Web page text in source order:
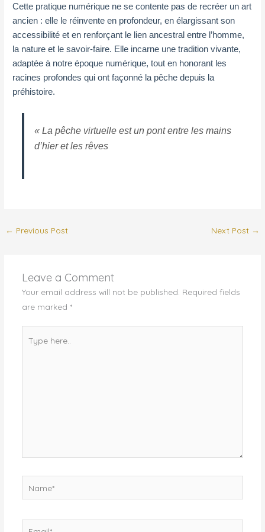
Cette pratique numérique ne se contente pas de recréer un art
ancien : elle le réinvente en profondeur, en élargissant son
accessibilité et en renforçant le lien ancestral entre l’homme,
la nature et le savoir-faire. Elle incarne une tradition vivante,
adaptée à notre époque numérique, tout en honorant les
racines profondes qui ont façonné la pêche depuis la
préhistoire.
« La pêche virtuelle est un pont entre les mains
d’hier et les rêves
← Previous Post Next Post →
Leave a Comment
Your email address will not be published. Required fields
are marked *
here..